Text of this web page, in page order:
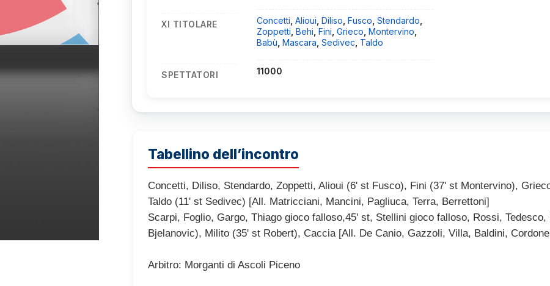
XI TITOLARE Concetti ,Alioui ,Diliso ,Fusco ,Stendardo
Zoppetti ,Behi ,Fini ,Grieco ,Montervino
Babù ,Mascara ,Sedivec Taldo
SPETTATORI 11000
Tabellino dell’incontro
Concetti, Diliso, Stendardo, Zoppetti, Alioui (6' st Fusco), Fini (37' st Montervino),
Taldo (11' st Sedivec) [All. Matricciani, Mancini, Pagliuca, Terra, Berrettoni]
Scarpi, Foglio, Gargo, Thiago gioco falloso,45' st, Stellini gioco falloso, Rossi,
Bjelanovic), Milito (35' st Robert), Caccia [All. De Canio, Gazzoli, Villa, Baldini,
Arbitro: Morganti di Ascoli Piceno